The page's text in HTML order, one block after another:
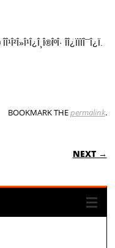
BOOKMARK THEpermalink.
NEXT →